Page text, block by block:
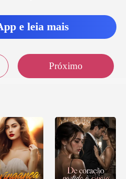
e leia mais
Próximo